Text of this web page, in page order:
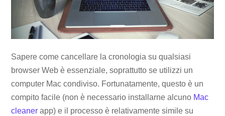
Sapere come cancellare la cronologia su qualsiasi
browser Web è essenziale, soprattutto se utilizzi un
computer Mac condiviso. Fortunatamente, questo è un
compito facile (non è necessario installarne alcuno Mac
cleaner app) e il processo è relativamente simile su